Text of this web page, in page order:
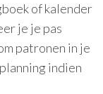
of kalender
je je pas
patronen in je
indien